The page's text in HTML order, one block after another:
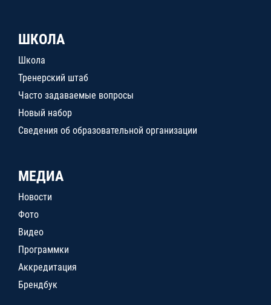
ШКОЛА
Школа
Тренерский штаб
Часто задаваемые вопросы
Новый набор
Сведения об образовательной организации
МЕДИА
Новости
Фото
Видео
Программки
Аккредитация
Брендбук